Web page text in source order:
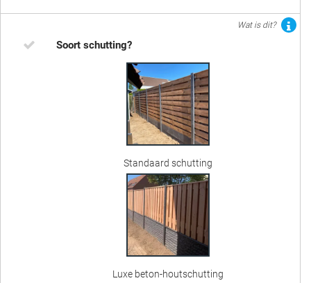
Wat is dit?
Soort schutting?
Standaard schutting
Luxe beton-houtschutting